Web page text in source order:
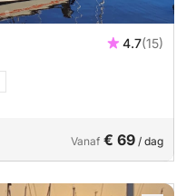
4.7(15)
Vanaf € 69 / dag